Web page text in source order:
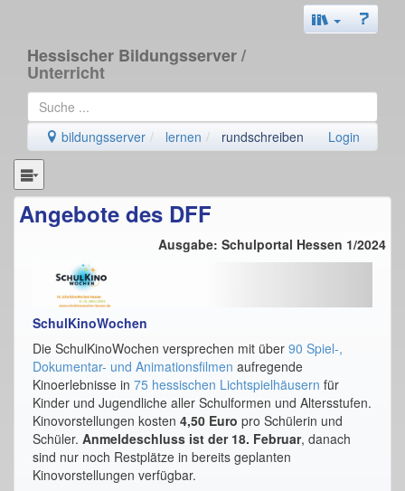
Hessischer Bildungsserver/
Unterricht
bildungsserver lernen rundschreiben Login
Angebote des DFF
Ausgabe: Schulportal Hessen 1/2024
SchulKinoWochen
Die SchulKinoWochen versprechen mit über 90 Spiel-,
Dokumentar- und Animationsfilmen aufregende
Kinoerlebnisse in 75 hessischen Lichtspielhäusern für
Kinder und Jugendliche aller Schulformen und Altersstufen.
Kinovorstellungen kosten 4,50 Euro pro Schülerin und
Schüler. Anmeldeschluss ist der 18. Februar, danach
sind nur noch Restplätze in bereits geplanten
Kinovorstellungen verfügbar.